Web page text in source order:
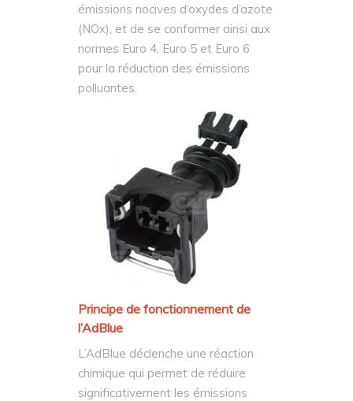
émissions nocives d’oxydes d’azote
(NOx), et de se conformer ainsi aux
normes Euro 4, Euro 5 et Euro 6
pour la réduction des émissions
polluantes.
Principe de fonctionnement de
l’AdBlue
L’AdBlue déclenche une réaction
chimique qui permet de réduire
significativement les émissions